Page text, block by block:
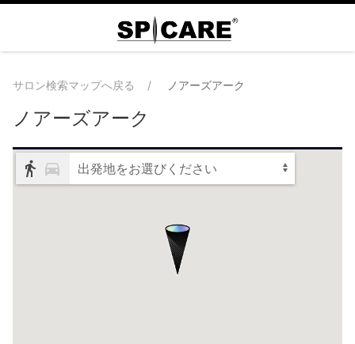
サロン検索マップへ戻る ノアーズアーク
ノアーズアーク
出発地をお選びください